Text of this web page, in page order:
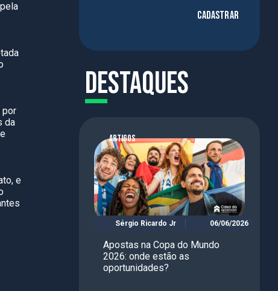
por
da
e
Cadastrar
Destaques
ARTIGOS
Sérgio Ricardo Jr 06/06/2026
Apostas na Copa do Mundo
2026: onde estão as
oportunidades?